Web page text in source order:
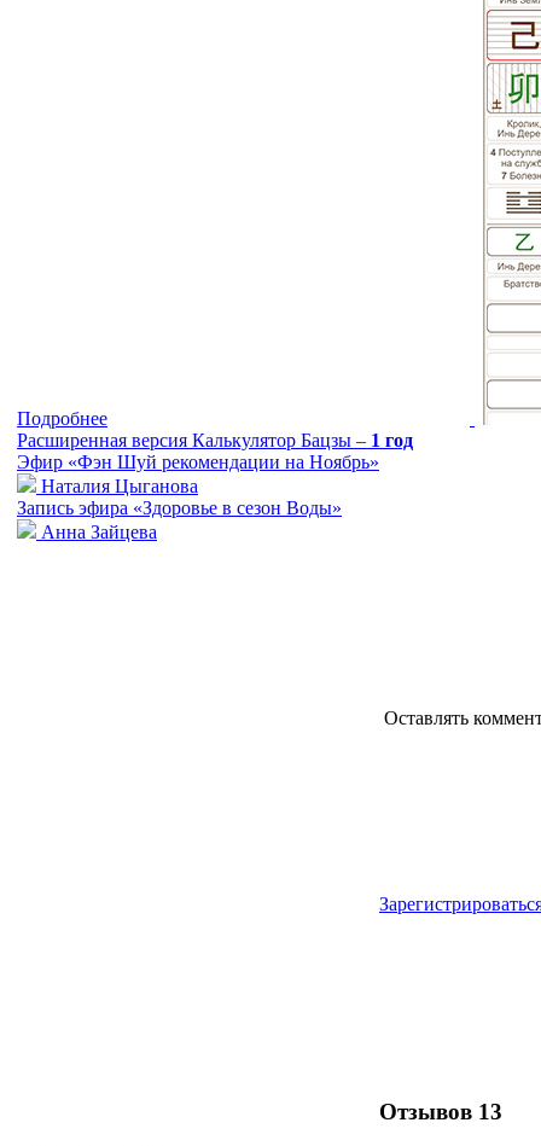
Подробнее
Расширенная версия Калькулятор Бацзы – 1 год
Эфир «Фэн Шуй рекомендации на Ноябрь»
Наталия Цыганова
Запись эфира «Здоровье в сезон Воды»
Анна Зайцева
Оставлять
Отзывов 13